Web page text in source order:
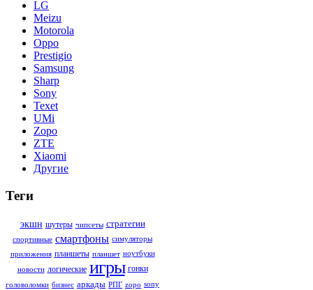
LG
Meizu
Motorola
Oppo
Prestigio
Samsung
Sharp
Sony
Texet
UMi
Zopo
ZTE
Xiaomi
Другие
Теги
экшн шутеры чипсеты стратегии
спортивные смартфоны симуляторы
приложения планшеты планшет ноутбуки
новости логические игры гонки
головоломки бизнес аркады РПГ zopo sony